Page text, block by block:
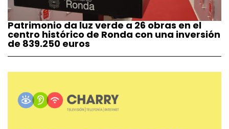
Patrimonio da luz verde a 26 obras en el
centro histórico de Ronda con una inversión
de 839.250 euros